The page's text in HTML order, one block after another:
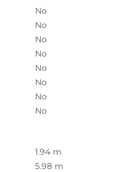
No
No
No
No
No
No
No
No
1.94 m
5.98 m